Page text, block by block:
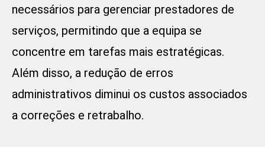
necessários para gerenciar prestadores de
serviços, permitindo que a equipa se
concentre em tarefas mais estratégicas.
Além disso, a redução de erros
administrativos diminui os custos associados
a correções e retrabalho.